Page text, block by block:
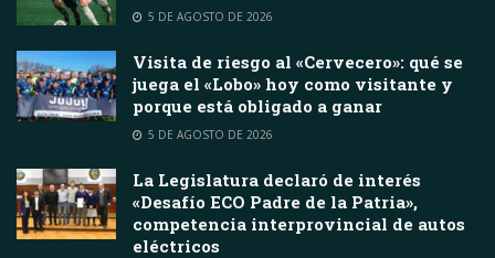
5 DE AGOSTO DE 2026
Visita de riesgo al «Cervecero»: qué se
juega el «Lobo» hoy como visitante y
porque está obligado a ganar
5 DE AGOSTO DE 2026
La Legislatura declaró de interés
«Desafío ECO Padre de la Patria»,
competencia interprovincial de autos
eléctricos